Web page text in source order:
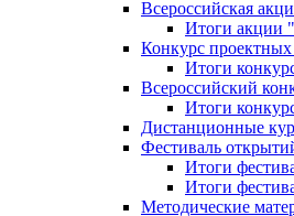
Всероссийская
Итоги акции
Конкурс проектных
Итоги
Всероссийский
Итоги
Дистанционные
Фестиваль
Итоги
Итоги
Методические